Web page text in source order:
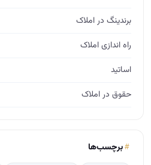
برندینگ در املاک
راه اندازی املاک
اساتید
حقوق در املاک
برچسب‌ها